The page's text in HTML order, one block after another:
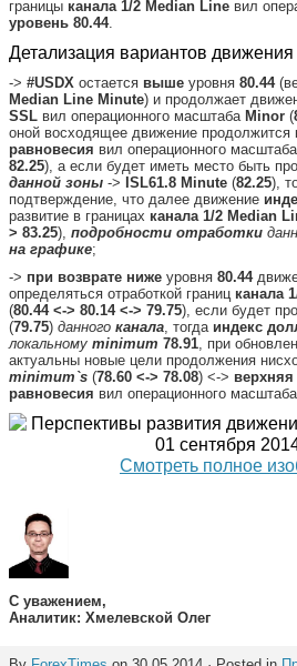
границы канала 1/2 Median Line вил
уровень 80.44.
Детализация вариантов движения
-> #USDX остается выше уровня 80.44
Median Line Minute) и продолжает
SSL вил операционного масштаба Minor (
оной восходящее движение продолжится
равновесия вил операционного масштаба
82.25), а если будет иметь место быть
данной зоны -> ISL61.8 Minute (82.25),
подтверждение, что далее движение
развитие в границах канала 1/2 Median
> 83.25), подробности отработки
на графике;
-> при возврате ниже уровня 80.44
определяться отработкой границ канала
(80.44 <-> 80.14 <-> 79.75), если будет
(79.75) данного канала, тогда индекс
локальному minimum 78.91, при
актуальны новые цели продолжения
minimum`s (78.60 <-> 78.08) <->
равновесия вил операционного масштаба
Смотреть полное
С уважением,
Аналитик: Хмелевской Олег